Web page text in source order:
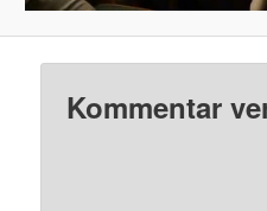
Kommentar